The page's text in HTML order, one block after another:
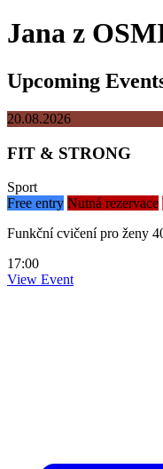
Jana z
Upcoming
20.08.2026
FIT & STRONG
Sport
Free entry Nutná rezervace
Funkční cvičení pro ženy
17:00
View Event